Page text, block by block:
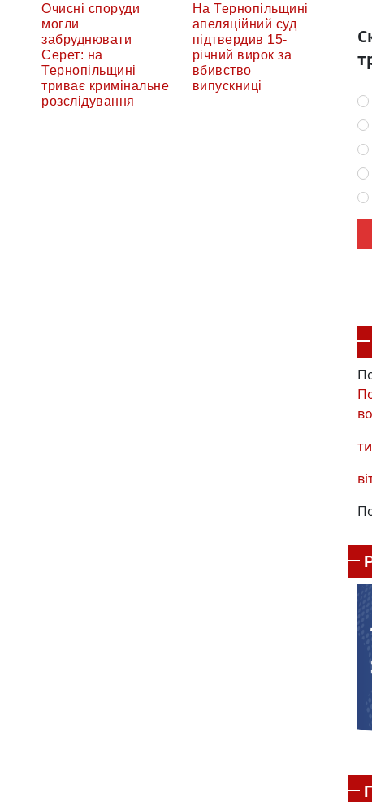
Очисні споруди
могли
забруднювати
Серет: на
Тернопільщині
триває кримінальне
розслідування
На Тернопільщині
апеляційний суд
підтвердив 15-
річний вирок за
вбивство
випускниці